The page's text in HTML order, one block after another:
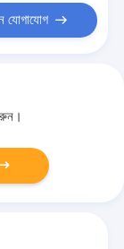
যোগাযোগ